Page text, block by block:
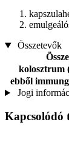
Összetevők
kolosztrum
ebből
Jogi
Kapcsolódó